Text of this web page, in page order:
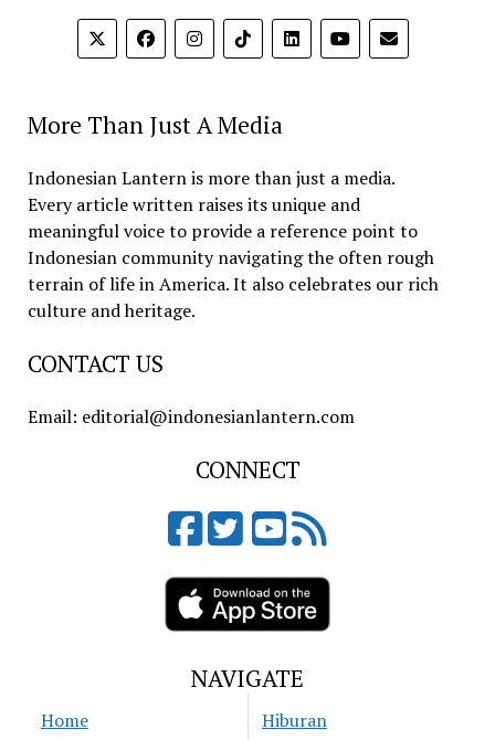
More Than Just A Media
Indonesian Lantern is more than just a media.
Every article written raises its unique and
meaningful voice to provide a reference point to
Indonesian community navigating the often rough
terrain of life in America. It also celebrates our rich
culture and heritage.
CONTACT US
Email: editorial@indonesianlantern.com
CONNECT
NAVIGATE
Home
Hiburan